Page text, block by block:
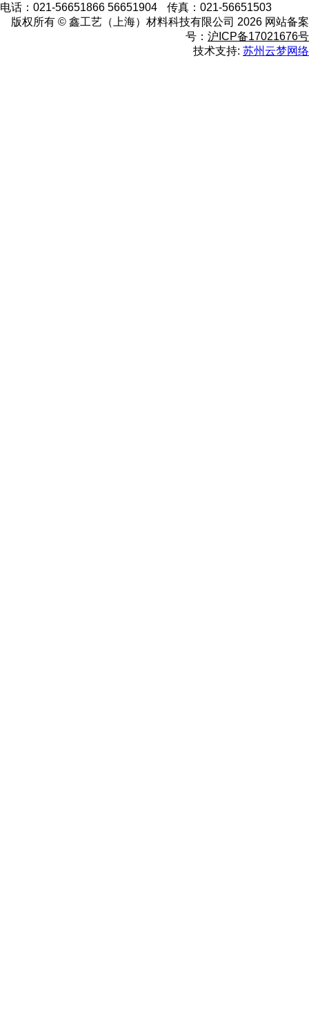
电话：021-56651866 56651904
传真：021-56651503
版权所有 © 鑫工艺（上海）材料科技有限公司 2026 网站备案
号： 沪ICP备17021676号
技术支持: 苏州云梦网络